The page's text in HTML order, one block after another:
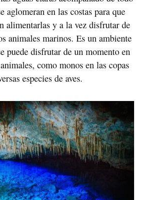
aglomeran en las costas para que
alimentarlas y a la vez disfrutar de
animales marinos. Es un ambiente
puede disfrutar de un momento en
como monos en las copas
especies de aves.